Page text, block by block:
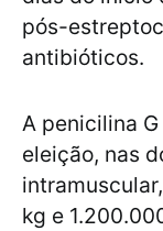
pós-
antibióticos.
A penicilina
eleição, nas
kg e